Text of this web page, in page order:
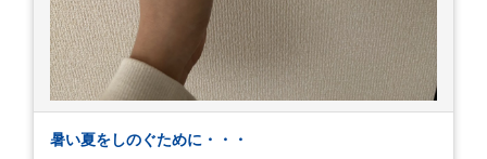
暑い夏をしのぐために・・・